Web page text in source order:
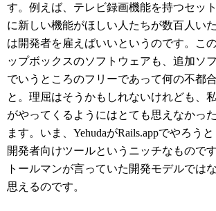
す。例えば、テレビ録画機能を持つセッ
に新しい機能がほしい人たちが数百人い
は開発者を雇えばいいというのです。こ
ップボックスのソフトウェアも、追加ソ
でいうところのフリーであって何の不都
と。理屈はそうかもしれないけれども、
がやってくるようにはとても思えなかっ
ます。いま、YehudaがRails.appでやろう
開発者向けツールというニッチなもので
トールマンが言っていた開発モデルでは
思えるのです。